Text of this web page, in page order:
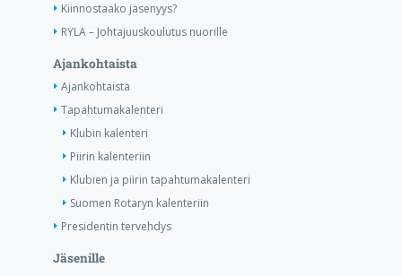
Kiinnostaako jäsenyys?
RYLA – Johtajuuskoulutus nuorille
Ajankohtaista
Ajankohtaista
Tapahtumakalenteri
Klubin kalenteri
Piirin kalenteriin
Klubien ja piirin tapahtumakalenteri
Suomen Rotaryn kalenteriin
Presidentin tervehdys
Jäsenille